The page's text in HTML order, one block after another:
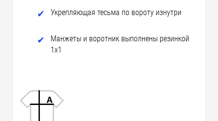
Укрепляющая тесьма по вороту изнутри
Манжеты и воротник выполнены резинкой
1x1